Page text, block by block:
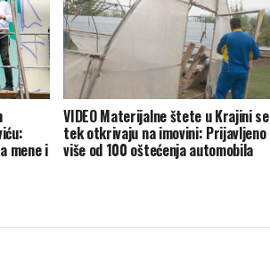
mene i
VIDEO Materijalne štete u Krajini se
tek otkrivaju na imovini: Prijavljeno
više od 100 oštećenja automobila